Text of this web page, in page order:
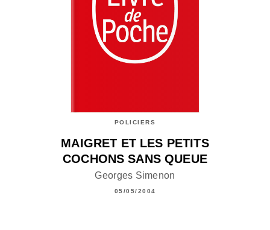
POLICIERS
MAIGRET ET LES PETITS
COCHONS SANS QUEUE
Georges Simenon
05/05/2004